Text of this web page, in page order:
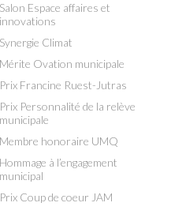
Salon Espace affaires et
innovations
Synergie Climat
Mérite Ovation municipale
Prix Francine Ruest-Jutras
Prix Personnalité de la relève
municipale
Membre honoraire UMQ
Hommage à l’engagement
municipal
Prix Coup de coeur JAM